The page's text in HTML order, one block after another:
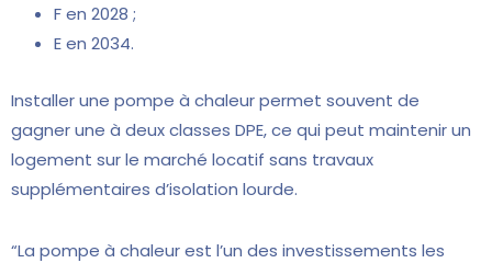
F en 2028 ;
E en 2034.
Installer une pompe à chaleur permet souvent de
gagner une à deux classes DPE, ce qui peut maintenir un
logement sur le marché locatif sans travaux
supplémentaires d’isolation lourde.
“La pompe à chaleur est l’un des investissements les